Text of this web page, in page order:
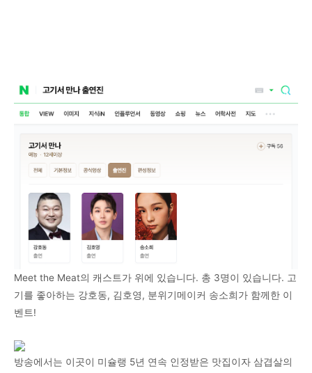
Meet the Meat의 캐스트가 위에 있습니다. 총 3명이 있습니다. 고
기를 좋아하는 강호동, 김호영, 분위기메이커 송소희가 함께한 이
벤트!
방송에서는 이곳이 미슐랭 5년 연속 인정받은 맛집이자 삼겹살의